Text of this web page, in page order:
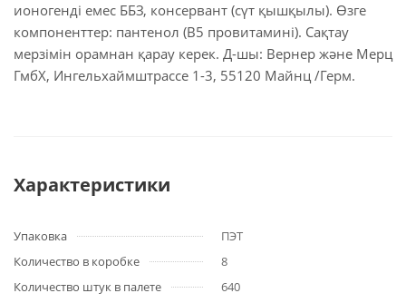
ионогенді емес ББЗ, консервант (сүт қышқылы). Өзге
компоненттер: пантенол (B5 провитамині). Сақтау
мерзімін орамнан қарау керек. Д-шы: Вернер және Мерц
ГмбХ, Ингельхаймштрассе 1-3, 55120 Майнц /Герм.
Характеристики
Упаковка
ПЭТ
Количество в коробке
8
Количество штук в палете
640